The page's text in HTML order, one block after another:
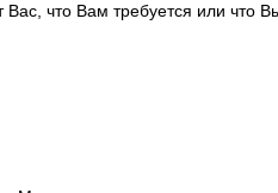
Вас, что Вам требуется или что